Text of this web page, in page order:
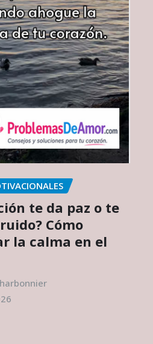
te da paz o te
Cómo
la calma en el